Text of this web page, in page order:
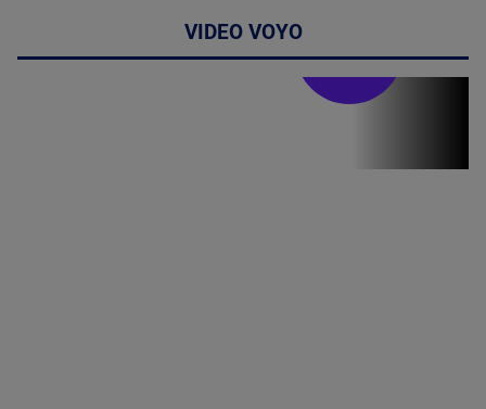
VIDEO VOYO